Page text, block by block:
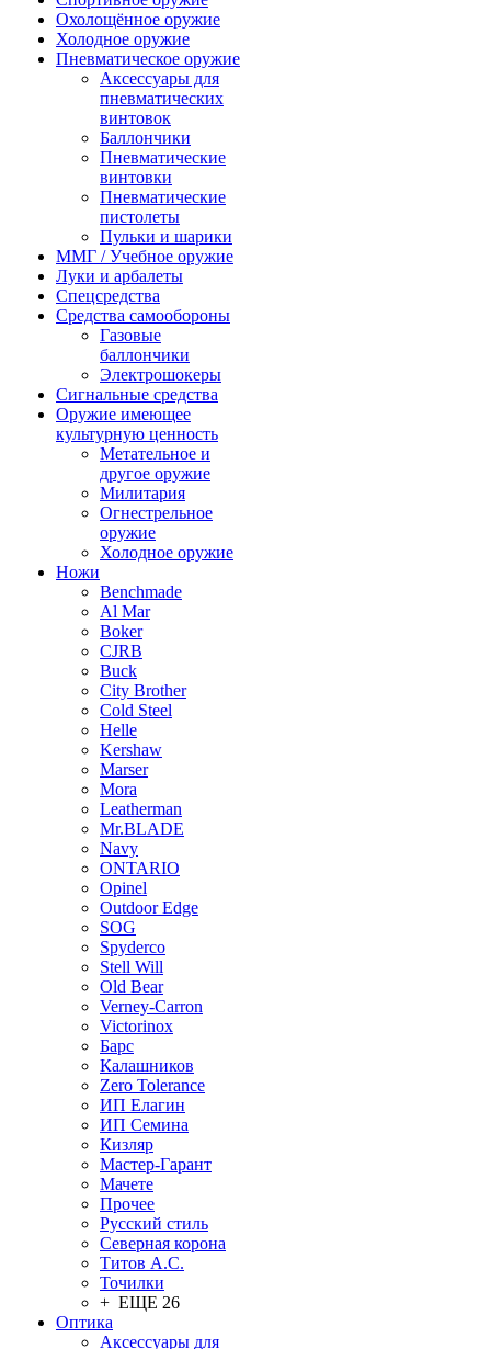
Охолощённое оружие
Холодное оружие
Пневматическое оружие
Аксессуары для
пневматических
винтовок
Баллончики
Пневматические
винтовки
Пневматические
пистолеты
Пульки и шарики
ММГ / Учебное оружие
Луки и арбалеты
Спецсредства
Средства самообороны
Газовые
баллончики
Электрошокеры
Сигнальные средства
Оружие имеющее
культурную ценность
Метательное и
другое оружие
Милитария
Огнестрельное
оружие
Холодное оружие
Ножи
Benchmade
Al Mar
Boker
CJRB
Buck
City Brother
Cold Steel
Helle
Kershaw
Marser
Mora
Leatherman
Mr.BLADE
Navy
ONTARIO
Opinel
Outdoor Edge
SOG
Spyderco
Stell Will
Old Bear
Verney-Carron
Victorinox
Барс
Калашников
Zero Tolerance
ИП Елагин
ИП Семина
Кизляр
Мастер-Гарант
Мачете
Прочее
Русский стиль
Северная корона
Титов А.С.
Точилки
+ ЕЩЕ 26
Оптика
Аксессуары для